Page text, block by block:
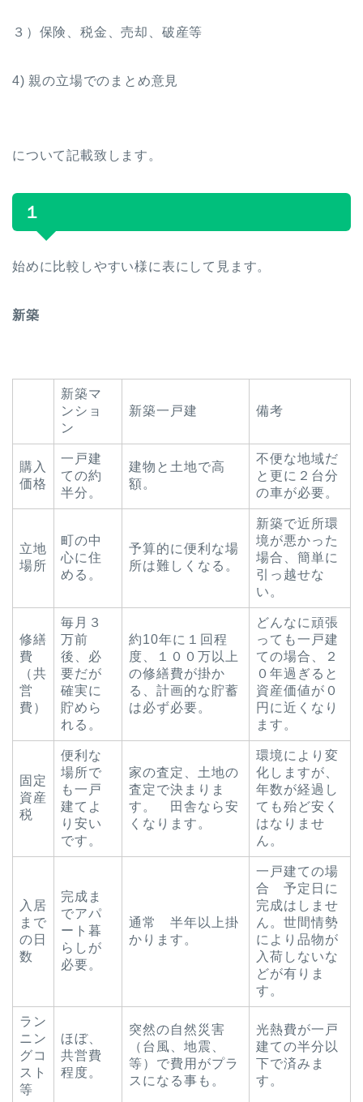
３）保険、税金、売却、破産等
4) 親の立場でのまとめ意見
について記載致します。
１
始めに比較しやすい様に表にして見ます。
新築
新築マ
ンショ
ン
新築一戸建 備考
購入
価格
一戸建
ての約
半分。
建物と土地で高
額。
不便な地域だ
と更に２台分
の車が必要。
立地
場所
町の中
心に住
める。
予算的に便利な場
所は難しくなる。
新築で近所環
境が悪かった
場合、簡単に
引っ越せな
い。
修繕
費
（共
営
費）
毎月３
万前
後、必
要だが
確実に
貯めら
れる。
約10年に１回程
度、１００万以上
の修繕費が掛か
る、計画的な貯蓄
は必ず必要。
どんなに頑張
っても一戸建
ての場合、２
０年過ぎると
資産価値が０
円に近くなり
ます。
固定
資産
税
便利な
場所で
も一戸
建てよ
り安い
です。
家の査定、土地の
査定で決まりま
す。 田舎なら安
くなります。
環境により変
化しますが、
年数が経過し
ても殆ど安く
はなりませ
ん。
入居
まで
の日
数
完成ま
でアパ
ート暮
らしが
必要。
通常 半年以上掛
かります。
一戸建ての場
合 予定日に
完成はしませ
ん。世間情勢
により品物が
入荷しないな
どが有りま
す。
ラン
ニン
グコ
スト
等
ほぼ、
共営費
程度。
突然の自然災害
（台風、地震、
等）で費用がプラ
スになる事も。
光熱費が一戸
建ての半分以
下で済みま
す。